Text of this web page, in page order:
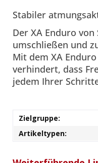
Stabiler
Der XA Enduro
umschließen und
Mit dem XA
verhindert, dass
jedem Ihrer
Zielgruppe:
Artikeltypen: